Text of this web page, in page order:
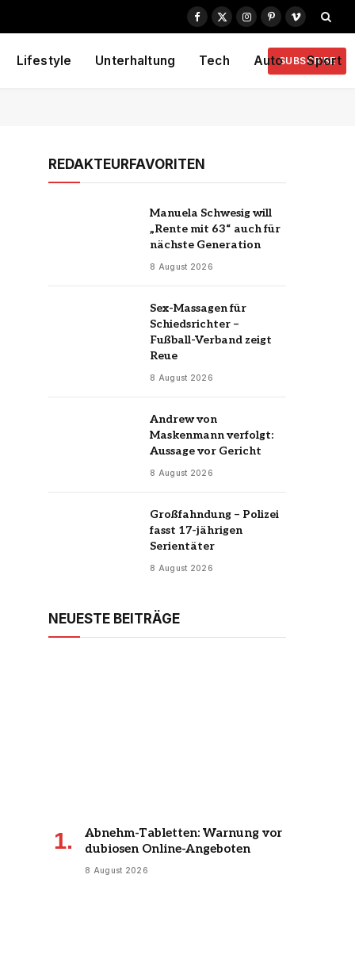
Facebook
X
Instagram
PinterestVimeo
Lifestyle Unterhaltung Tech Auto Sport
SUBSCRIBE
REDAKTEURFAVORITEN
Manuela Schwesig will
„Rente mit 63“ auch für
nächste Generation
8 August 2026
Sex-Massagen für
Schiedsrichter –
Fußball-Verband zeigt
Reue
8 August 2026
Andrew von
Maskenmann verfolgt:
Aussage vor Gericht
8 August 2026
Großfahndung – Polizei
fasst 17-jährigen
Serientäter
8 August 2026
NEUESTE BEITRÄGE
Abnehm-Tabletten: Warnung vor
dubiosen Online-Angeboten
8 August 2026